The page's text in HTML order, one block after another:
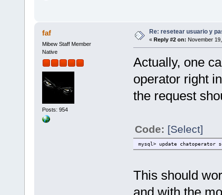
faf
Mibew Staff Member
Native
Posts: 954
Re: resetear usuario y
« Reply #2 on: November
Actually, one
operator right
the request
Code: [Select]
mysql> update chatoperator
This should